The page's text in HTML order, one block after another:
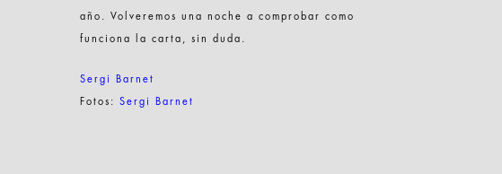
año. Volveremos una noche a comprobar como
funciona la carta, sin duda.
Sergi Barnet
Fotos:Sergi Barnet